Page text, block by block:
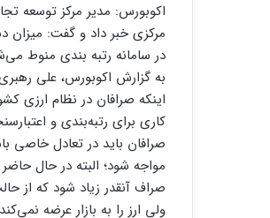
اکوبورس:‌ مدیر مرکز توسعه
مرکزی خبر داد و گفت: میزان
در سامانه رتبه بندی منوط
به گزارش اکوبورس، علی
اینکه صرافان در نظام ارزی
کاری برای رتبه‌بندی و
صرافان باید در تعادل خاصی
مواجه شود؛ البته در حال
صراف آنقدر زیاد شود که
ولی ارز را به بازار عرضه